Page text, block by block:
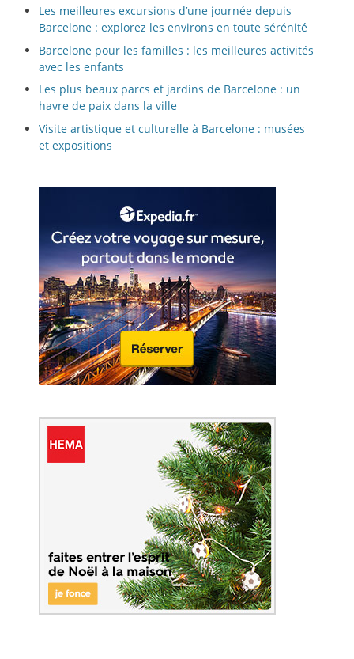
Les meilleures excursions d’une journée depuis
Barcelone : explorez les environs en toute sérénité
Barcelone pour les familles : les meilleures activités
avec les enfants
Les plus beaux parcs et jardins de Barcelone : un
havre de paix dans la ville
Visite artistique et culturelle à Barcelone : musées
et expositions